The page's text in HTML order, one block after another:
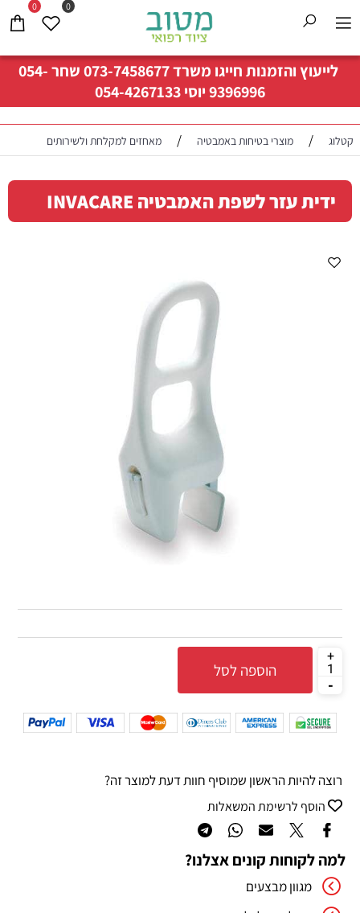
לייעוץ והזמנות חייגו משרד073-7458677שחר054-
9396996יוסי054-4267133
0 0
קטלוג / מוצרי בטיחות באמבטיה / מאחזים למקלחת ולשירותים
ידית עזר לשפת האמבטיה INVACARE
הוספה לסל
רוצה להיות הראשון שמוסיף חוות דעת למוצר זה?
הוסף לרשימת המשאלות
למה לקוחות קונים אצלנו?
מגוון מבצעים